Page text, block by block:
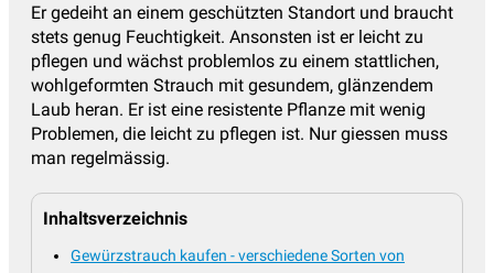
Spiersträucher, Spiraea(23)
Staudenhibiskus(13)
Sträucher für den Schatten(302)
Säckelblume, Ceanothus(10)
Weigelien, Weigela(19)
Er gedeiht an einem geschützten Standort und braucht
stets genug Feuchtigkeit. Ansonsten ist er leicht zu
pflegen und wächst problemlos zu einem stattlichen,
wohlgeformten Strauch mit gesundem, glänzendem
Laub heran. Er ist eine resistente Pflanze mit wenig
Problemen, die leicht zu pflegen ist. Nur giessen muss
man regelmässig.
Inhaltsverzeichnis
Gewürzstrauch kaufen - verschiedene Sorten von